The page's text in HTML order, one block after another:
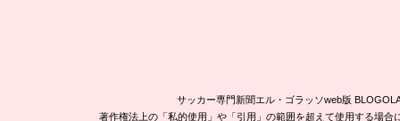
サッカー専門新聞エル・ゴラッソweb版
著作権法上の「私的使用」や「引用」の範囲を超えて使用する場